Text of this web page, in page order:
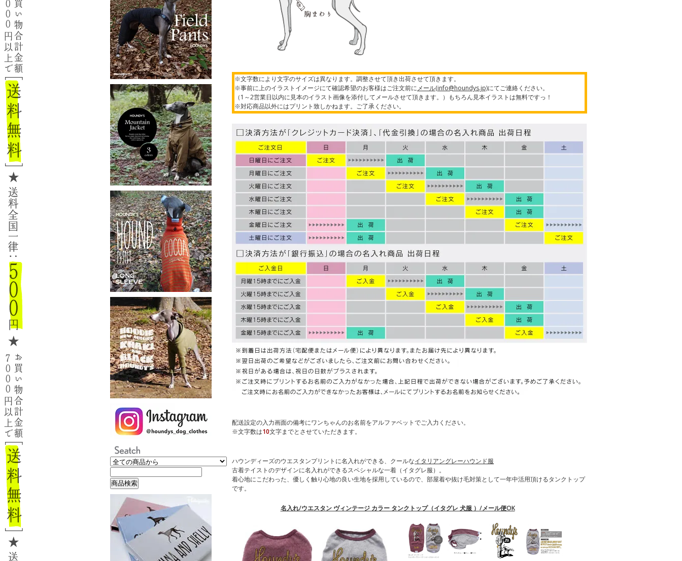
※文字数により文字のサイズは異なります。調整させて頂き出荷させて頂きます。
※事前に上のイラストイメージにて確認希望のお客様はご注文前にメール(info@houndys.jp)にてご連絡ください。
（1～2営業日以内に見本のイラスト画像を添付してメールさせて頂きます。）もちろん見本イラストは無料ですっ！
※対応商品以外にはプリント致しかねます。ご了承ください。
配送設定の入力画面の備考にワンちゃんのお名前をアルファベットでご入力ください。
※文字数は10文字までとさせていただきます。
ハウンディーズのウエスタンプリントに名入れができる、クールなイタリアングレーハウンド服
古着テイストのデザインに名入れができるスペシャルな一着（イタグレ服）。
着心地にこだわった、優しく触り心地の良い生地を採用しているので、部屋着や抜け毛対策として一年中活用頂けるタンクトップ
です。
名入れ/ウエスタン ヴィンテージ カラー タンクトップ（イタグレ 犬服 ）/メール便OK